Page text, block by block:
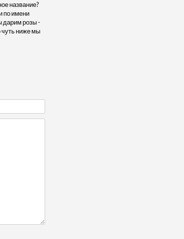
название?
по имени
дарим розы -
чуть ниже мы